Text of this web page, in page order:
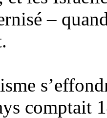
–
comptait